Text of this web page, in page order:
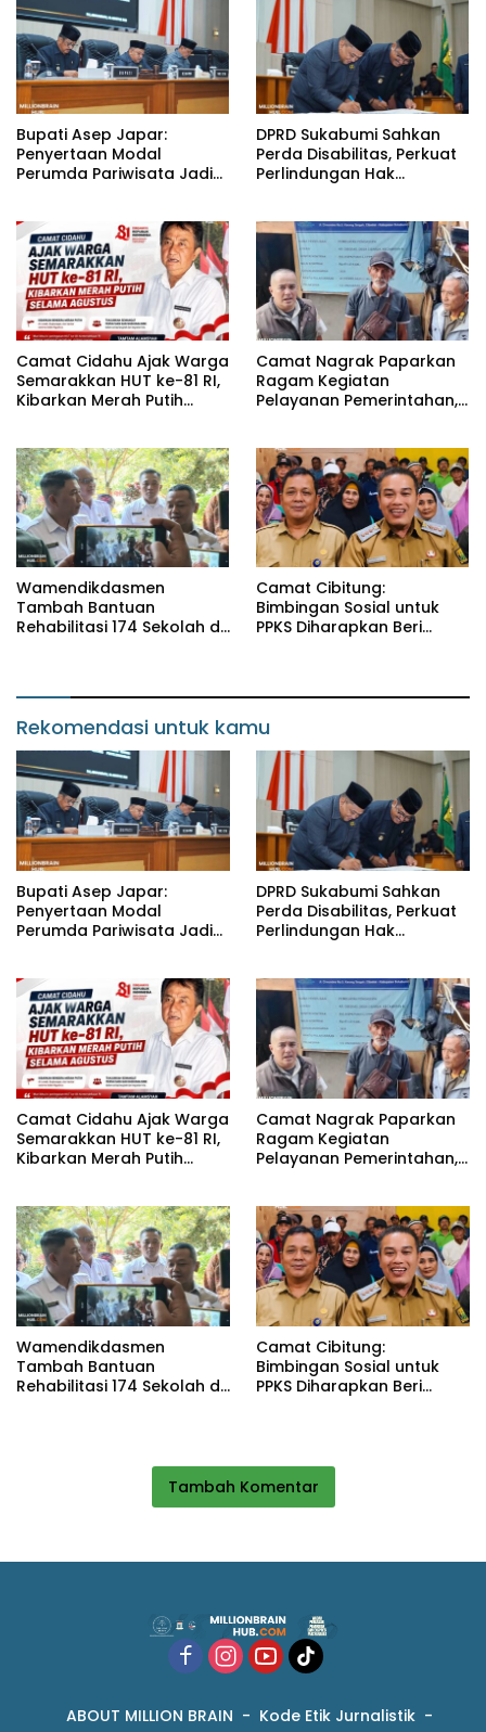
Bupati Asep Japar:
Penyertaan Modal
Perumda Pariwisata Jadi
DPRD Sukabumi Sahkan
Perda Disabilitas, Perkuat
Perlindungan Hak
Camat Cidahu Ajak Warga
Semarakkan HUT ke-81 RI,
Kibarkan Merah Putih
Camat Nagrak Paparkan
Ragam Kegiatan
Pelayanan Pemerintahan,
Wamendikdasmen
Tambah Bantuan
Rehabilitasi 174 Sekolah di
Camat Cibitung:
Bimbingan Sosial untuk
PPKS Diharapkan Beri
Rekomendasi untuk kamu
Bupati Asep Japar:
Penyertaan Modal
Perumda Pariwisata Jadi
DPRD Sukabumi Sahkan
Perda Disabilitas, Perkuat
Perlindungan Hak
Camat Cidahu Ajak Warga
Semarakkan HUT ke-81 RI,
Kibarkan Merah Putih
Camat Nagrak Paparkan
Ragam Kegiatan
Pelayanan Pemerintahan,
Wamendikdasmen
Tambah Bantuan
Rehabilitasi 174 Sekolah di
Camat Cibitung:
Bimbingan Sosial untuk
PPKS Diharapkan Beri
Tambah Komentar
ABOUT MILLION BRAIN
Kode Etik Jurnalistik